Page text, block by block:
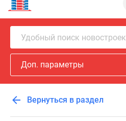
Квартиры
Ипотека
Новостройки
Москвы
Новостройки
Подмосковья
Новостройки
Москвы
Готовые
Удобный поиск новостроек
Доп. параметры
Вернуться в раздел